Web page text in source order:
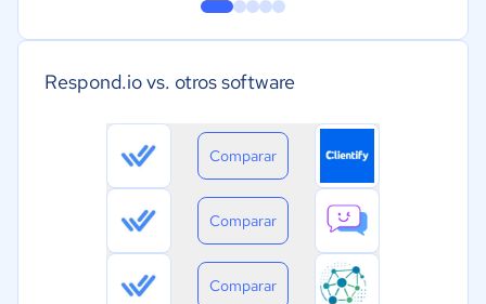
Respond.io vs. otros software
Comparar
Comparar
Comparar